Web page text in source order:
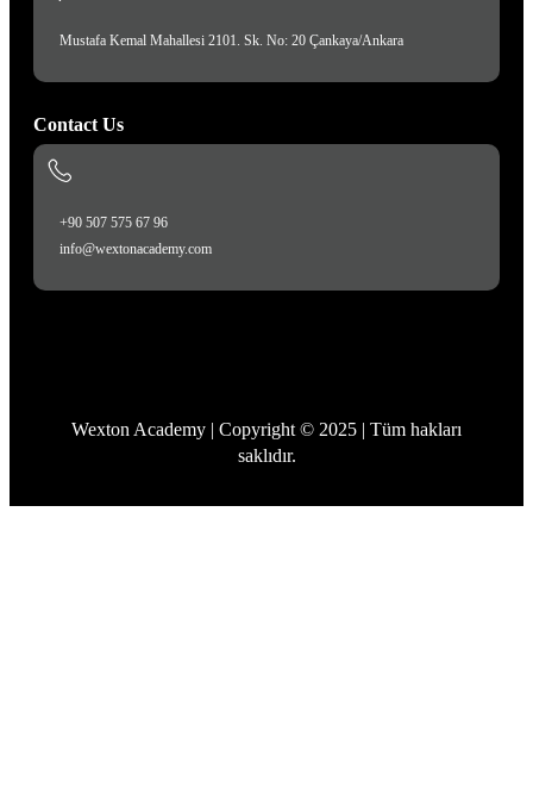
Mustafa Kemal Mahallesi 2101. Sk. No: 20 Çankaya/Ankara
Contact Us
+90 507 575 67 96
info@wextonacademy.com
Wexton Academy | Copyright © 2025 | Tüm hakları
saklıdır.